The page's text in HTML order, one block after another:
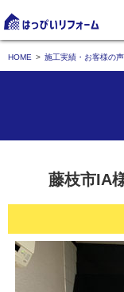
HOME 施工実績・お客様の声
藤枝市IA